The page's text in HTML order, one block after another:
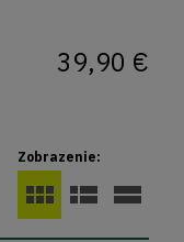
39,90 €
Zobrazenie: